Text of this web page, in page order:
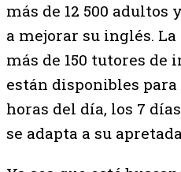
más de 12 500
a mejorar su inglés.
más de 150 tutores de
están disponibles
horas del día, los 7
se adapta a su